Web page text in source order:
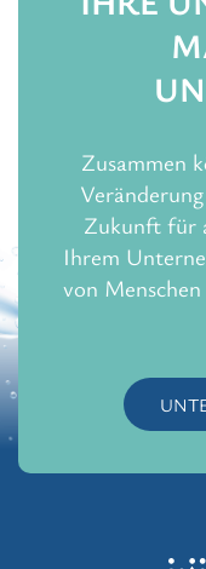
Zusammen
Zukunft für
Ihrem
von